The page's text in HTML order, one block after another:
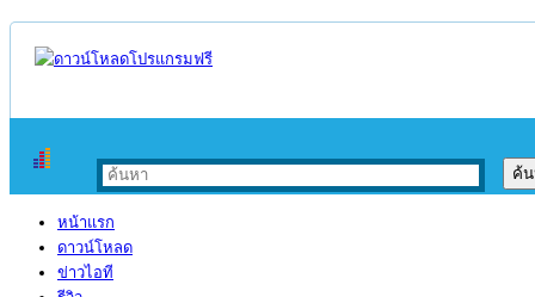
หน้าแรก
ดาวน์โหลด
ข่าวไอที